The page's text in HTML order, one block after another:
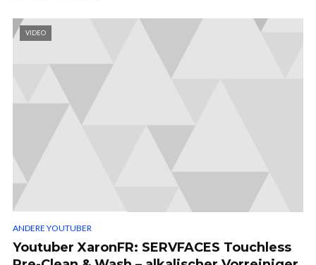
VIDEO
ANDERE YOUTUBER
Youtuber XaronFR: SERVFACES Touchless